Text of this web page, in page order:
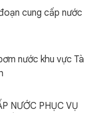
cung cấp nước
nước khu vực Tà
NƯỚC PHỤC VỤ